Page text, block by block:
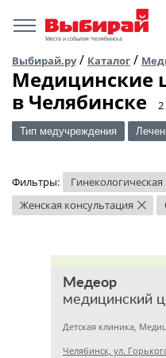
Места и события Челябинска
Выбирай.ру/ Каталог /
Медицинские
в Челябинске
Тип медучреждения
Фильтры:
Женская консультация ×
Медеор
медицинский
Челябинск, ул.